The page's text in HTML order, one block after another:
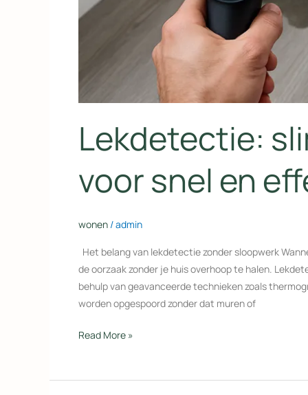
Lekdetectie:
voor snel en
wonen /admin
Het belang van lekdetectie zonder sloopwerk
de oorzaak zonder je huis overhoop te halen.
behulp van geavanceerde technieken zoals
worden opgespoord zonder dat muren of
Read More »